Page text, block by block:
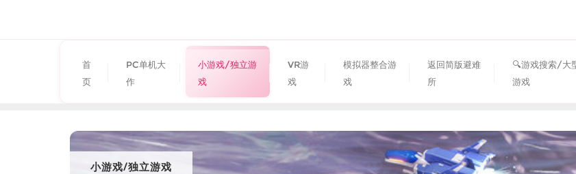
首
页
PC单机大
作
小游戏/独立游
戏
VR游
戏
模拟器整合游
戏
返回简版避难
所
🔍游戏搜索/大
游戏
小游戏/独立游戏